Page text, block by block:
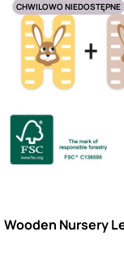
CHWILOWO NIEDOSTĘPNE
Wooden Nursery